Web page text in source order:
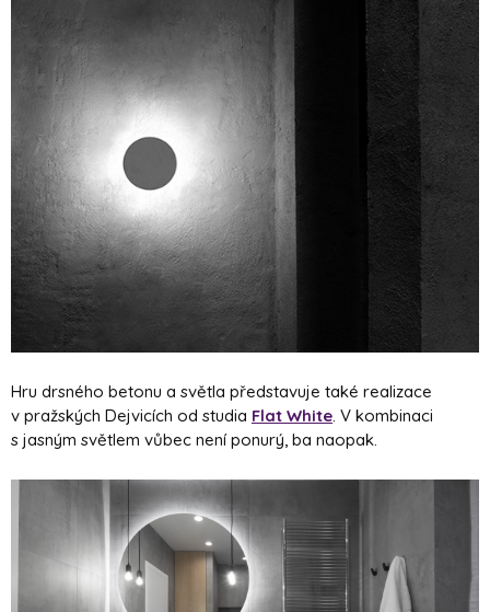
Hru drsného betonu a světla představuje také realizace
v pražských Dejvicích od studia Flat White. V kombinaci
s jasným světlem vůbec není ponurý, ba naopak.